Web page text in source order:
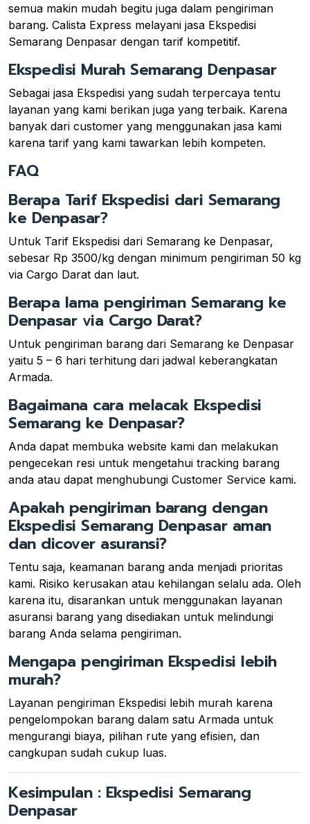
semua makin mudah begitu juga dalam pengiriman
barang. Calista Express melayani jasa Ekspedisi
Semarang Denpasar dengan tarif kompetitif.
Ekspedisi Murah Semarang Denpasar
Sebagai jasa Ekspedisi yang sudah terpercaya tentu
layanan yang kami berikan juga yang terbaik. Karena
banyak dari customer yang menggunakan jasa kami
karena tarif yang kami tawarkan lebih kompeten.
FAQ
Berapa Tarif Ekspedisi dari Semarang
ke Denpasar?
Untuk Tarif Ekspedisi dari Semarang ke Denpasar,
sebesar Rp 3500/kg dengan minimum pengiriman 50 kg
via Cargo Darat dan laut.
Berapa lama pengiriman Semarang ke
Denpasar via Cargo Darat?
Untuk pengiriman barang dari Semarang ke Denpasar
yaitu 5 – 6 hari terhitung dari jadwal keberangkatan
Armada.
Bagaimana cara melacak Ekspedisi
Semarang ke Denpasar?
Anda dapat membuka website kami dan melakukan
pengecekan resi untuk mengetahui tracking barang
anda atau dapat menghubungi Customer Service kami.
Apakah pengiriman barang dengan
Ekspedisi Semarang Denpasar aman
dan dicover asuransi?
Tentu saja, keamanan barang anda menjadi prioritas
kami. Risiko kerusakan atau kehilangan selalu ada. Oleh
karena itu, disarankan untuk menggunakan layanan
asuransi barang yang disediakan untuk melindungi
barang Anda selama pengiriman.
Mengapa pengiriman Ekspedisi lebih
murah?
Layanan pengiriman Ekspedisi lebih murah karena
pengelompokan barang dalam satu Armada untuk
mengurangi biaya, pilihan rute yang efisien, dan
cangkupan sudah cukup luas.
Kesimpulan : Ekspedisi Semarang
Denpasar